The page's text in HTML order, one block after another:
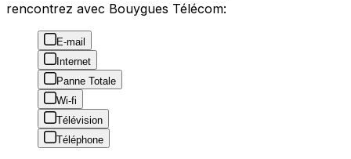
rencontrez avec Bouygues Télécom:
E-mail
Internet
Panne Totale
Wi-fi
Télévision
Téléphone